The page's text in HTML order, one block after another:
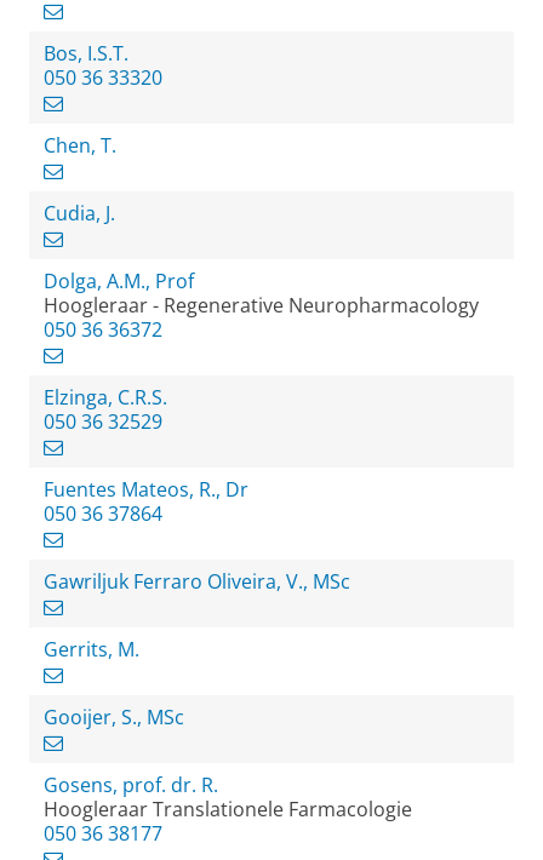
Bos, I.S.T.
050 36 33320
Chen, T.
Cudia, J.
Dolga, A.M., Prof
Hoogleraar - Regenerative Neuropharmacology
050 36 36372
Elzinga, C.R.S.
050 36 32529
Fuentes Mateos, R., Dr
050 36 37864
Gawriljuk Ferraro Oliveira, V., MSc
Gerrits, M.
Gooijer, S., MSc
Gosens, prof. dr. R.
Hoogleraar Translationele Farmacologie
050 36 38177